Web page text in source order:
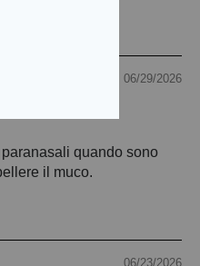
06/29/2026
quando sono
il muco.
06/23/2026